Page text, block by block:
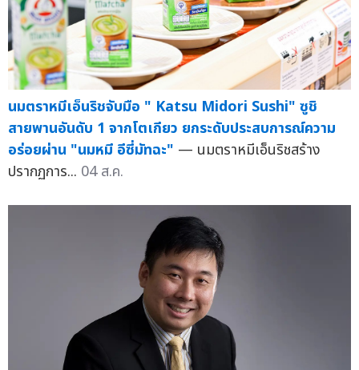
นมตราหมีเอ็นริชจับมือ " Katsu Midori Sushi" ซูชิ
สายพานอันดับ 1 จากโตเกียว ยกระดับประสบการณ์ความ
อร่อยผ่าน "นมหมี อีซี่มัทฉะ" — นมตราหมีเอ็นริชสร้าง
ปรากฏการ... 04 ส.ค.